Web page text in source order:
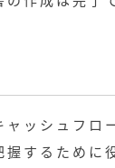
ャッシュフロ
握するために